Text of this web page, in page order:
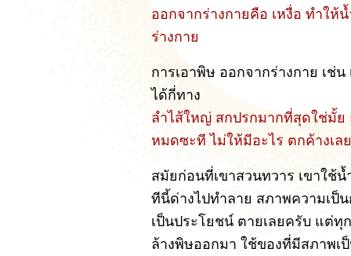
ออกจากร่างกายคือ เหงื่อ ทำให้
ร่างกาย
การเอาพิษ ออกจากร่างกาย เช่
ได้กี่ทาง
ลำไส้ใหญ่ สกปรกมากที่สุดใช่มั้ย
หมดซะที ไม่ให้มีอะไร ตกค้างเล
สมัยก่อนที่เขาสวนทวาร เขาใช้
ทีนี้ด่างไปทำลาย สภาพความเป็
เป็นประโยชน์ ตายเลยครับ แต่ทุ
ล้างพิษออกมา ใช้ของที่มีสภาพเ